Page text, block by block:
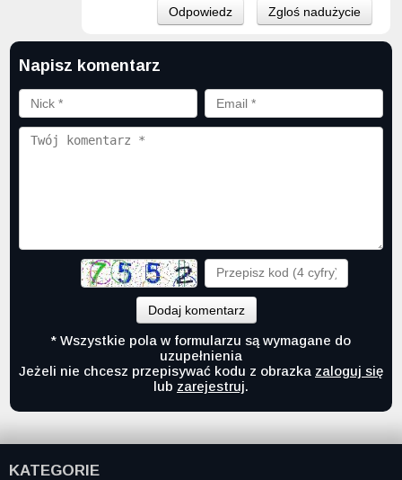
Odpowiedz Zgloś nadużycie
Napisz komentarz
Dodaj komentarz
* Wszystkie pola w formularzu są wymagane do
uzupełnienia
Jeżeli nie chcesz przepisywać kodu z obrazka zaloguj się
lub zarejestruj.
KATEGORIE